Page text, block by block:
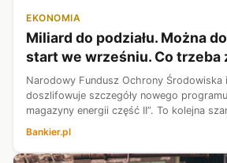
EKONOMIA
Miliard do podziału. Można
start we wrześniu. Co trzeba
Narodowy Fundusz Ochrony Środowiska
doszlifowuje szczegóły nowego
magazyny energii część II”. To kolejna
dofinansowanie dla właścicieli domów -
nawet 16 000 zł. Nabór ma wystart...
Bankier.pl